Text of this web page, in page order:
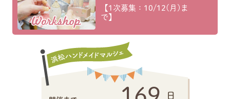
【1次募集：10/12(月)ま
で】